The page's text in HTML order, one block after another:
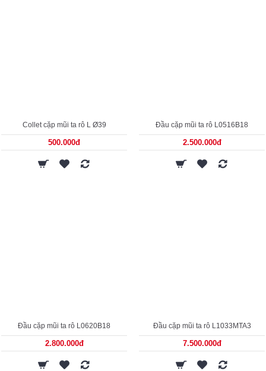
Collet cặp mũi ta rô L Ø39
500.000đ
Đầu cặp mũi ta rô L0516B18
2.500.000đ
Đầu cặp mũi ta rô L0620B18
2.800.000đ
Đầu cặp mũi ta rô L1033MTA3
7.500.000đ